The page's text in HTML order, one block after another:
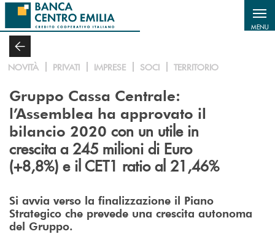
Salta al contenuto principale
MENU
NOVITÀ PRIVATI IMPRESE SOCI TERRITORIO
Gruppo Cassa Centrale:
l’Assemblea ha approvato il
bilancio 2020 con un utile in
crescita a 245 milioni di Euro
(+8,8%) e il CET1 ratio al 21,46%
Si avvia verso la finalizzazione il Piano
Strategico che prevede una crescita autonoma
del Gruppo.